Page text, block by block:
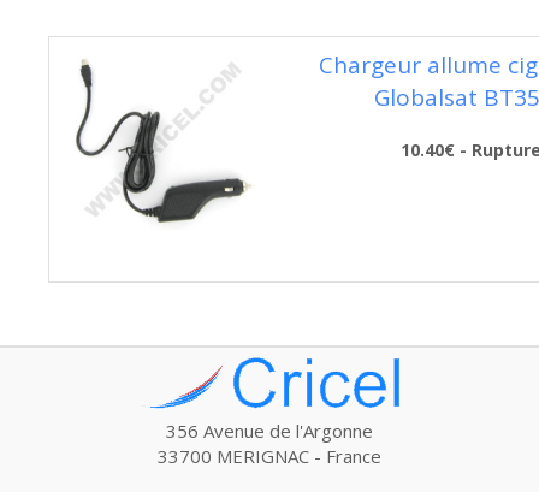
Chargeur allume
Globalsat
10.40€ -
356 Avenue de l'Argonne
33700 MERIGNAC - France